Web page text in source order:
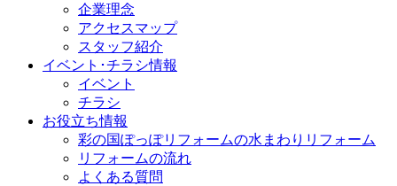
企業理念
アクセスマップ
スタッフ紹介
イベント･チラシ情報
イベント
チラシ
お役立ち情報
彩の国ぽっぽリフォームの水まわりリフォーム
リフォームの流れ
よくある質問